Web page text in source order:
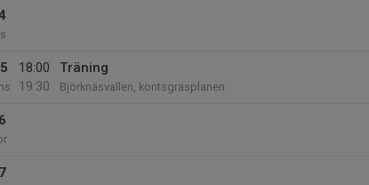
18:00
19:30
Träning
Björknäsvallen, kontsgräsplanen